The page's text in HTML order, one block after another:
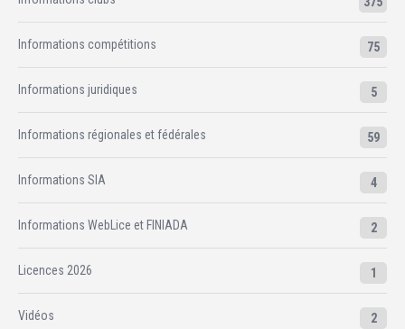
Informations compétitions 75
Informations juridiques 5
Informations régionales et fédérales 59
Informations SIA 4
Informations WebLice et FINIADA 2
Licences 2026 1
Vidéos 2